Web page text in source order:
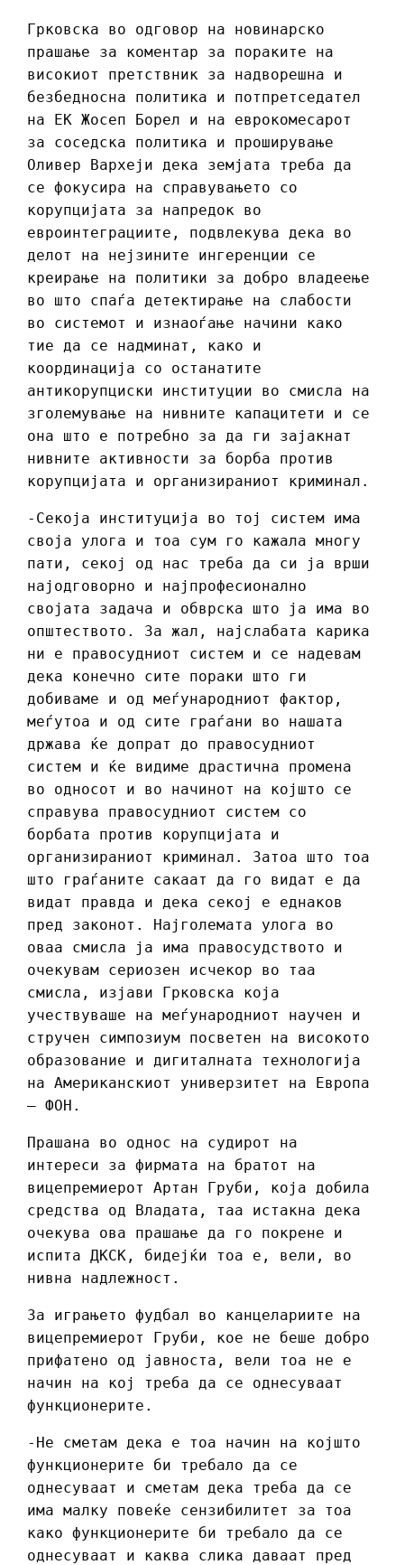
Грковска во одговор на новинарско
прашање за коментар за пораките на
високиот претствник за надворешна и
безбедносна политика и потпретседател
на ЕК Жосеп Борел и на еврокомесарот
за соседска политика и проширување
Оливер Вархеји дека земјата треба да
се фокусира на справувањето со
корупцијата за напредок во
евроинтеграциите, подвлекува дека во
делот на нејзините ингеренции се
креирање на политики за добро владеење
во што спаѓа детектирање на слабости
во системот и изнаоѓање начини како
тие да се надминат, како и
координација со останатите
антикорупциски институции во смисла на
зголемување на нивните капацитети и се
она што е потребно за да ги зајакнат
нивните активности за борба против
корупцијата и организираниот криминал.
-Секоја институција во тој систем има
своја улога и тоа сум го кажала многу
пати, секој од нас треба да си ја врши
најодговорно и најпрофесионално
својата задача и обврска што ја има во
општеството. За жал, најслабата карика
ни е правосудниот систем и се надевам
дека конечно сите пораки што ги
добиваме и од меѓународниот фактор,
меѓутоа и од сите граѓани во нашата
држава ќе допрат до правосудниот
систем и ќе видиме драстична промена
во односот и во начинот на којшто се
справува правосудниот систем со
борбата против корупцијата и
организираниот криминал. Затоа што тоа
што граѓаните сакаат да го видат е да
видат правда и дека секој е еднаков
пред законот. Најголемата улога во
оваа смисла ја има правосудството и
очекувам сериозен исчекор во таа
смисла, изјави Грковска која
учествуваше на меѓународниот научен и
стручен симпозиум посветен на високото
образование и дигиталната технологија
на Американскиот универзитет на Европа
– ФОН.
Прашана во однос на судирот на
интереси за фирмата на братот на
вицепремиерот Артан Груби, која добила
средства од Владата, таа истакна дека
очекува ова прашање да го покрене и
испита ДКСК, бидејќи тоа е, вели, во
нивна надлежност.
За играњето фудбал во канцелариите на
вицепремиерот Груби, кое не беше добро
прифатено од јавноста, вели тоа не е
начин на кој треба да се однесуваат
функционерите.
-Не сметам дека е тоа начин на којшто
функционерите би требало да се
однесуваат и сметам дека треба да се
има малку повеќе сензибилитет за тоа
како функционерите би требало да се
однесуваат и каква слика даваат пред